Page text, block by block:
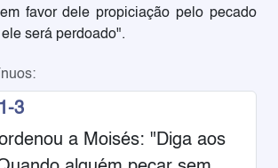
favor dele propiciação pelo pecado
será perdoado".
3
a Moisés: "Diga aos